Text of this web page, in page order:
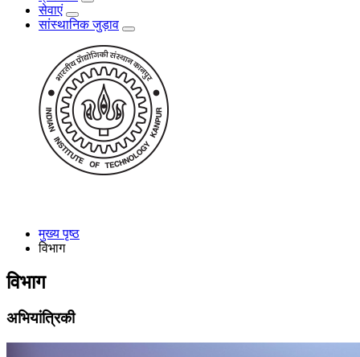
सेवाएं
सांस्थानिक जुड़ाव
मुख्य पृष्ठ
विभाग
विभाग
अभियांत्रिकी